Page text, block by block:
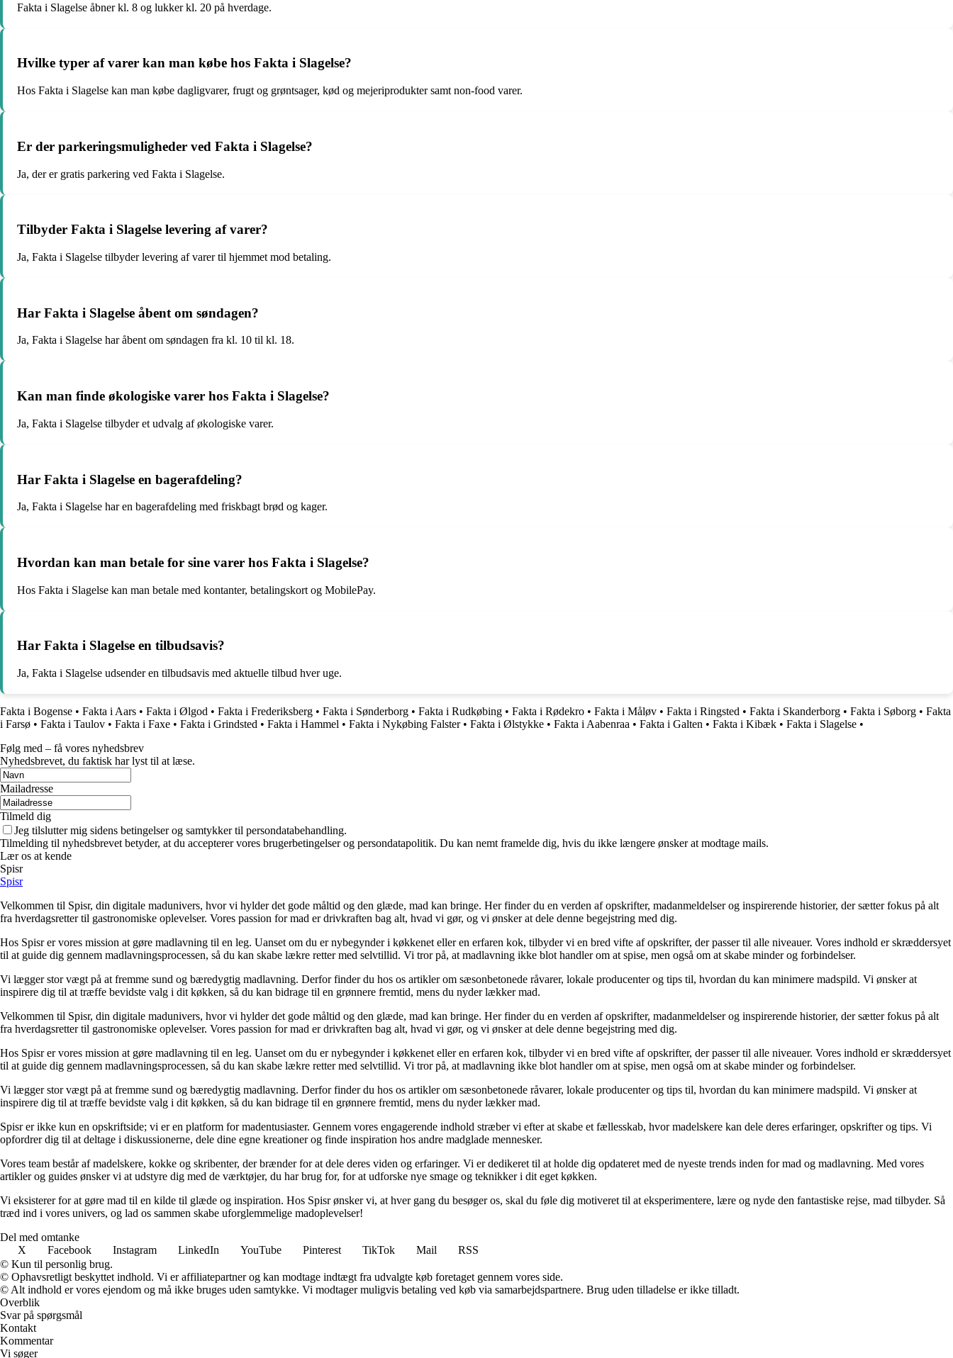
Fakta i Slagelse åbner kl. 8 og lukker kl. 20 på hverdage.
Hvilke typer af varer kan man købe hos Fakta i Slagelse?
Hos Fakta i Slagelse kan man købe dagligvarer, frugt og grøntsager, kød og mejeriprodukter samt non-food varer.
Er der parkeringsmuligheder ved Fakta i Slagelse?
Ja, der er gratis parkering ved Fakta i Slagelse.
Tilbyder Fakta i Slagelse levering af varer?
Ja, Fakta i Slagelse tilbyder levering af varer til hjemmet mod betaling.
Har Fakta i Slagelse åbent om søndagen?
Ja, Fakta i Slagelse har åbent om søndagen fra kl. 10 til kl. 18.
Kan man finde økologiske varer hos Fakta i Slagelse?
Ja, Fakta i Slagelse tilbyder et udvalg af økologiske varer.
Har Fakta i Slagelse en bagerafdeling?
Ja, Fakta i Slagelse har en bagerafdeling med friskbagt brød og kager.
Hvordan kan man betale for sine varer hos Fakta i Slagelse?
Hos Fakta i Slagelse kan man betale med kontanter, betalingskort og MobilePay.
Har Fakta i Slagelse en tilbudsavis?
Ja, Fakta i Slagelse udsender en tilbudsavis med aktuelle tilbud hver uge.
Fakta i Bogense • Fakta i Aars • Fakta i Ølgod • Fakta i Frederiksberg • Fakta i Sønderborg • Fakta i Rudkøbing • Fakta i Rødekro • Fakta i Måløv • Fakta i Ringsted • Fakta i Skanderborg • Fakta i Søborg • Fakta
i Farsø • Fakta i Taulov • Fakta i Faxe • Fakta i Grindsted • Fakta i Hammel • Fakta i Nykøbing Falster• Fakta i Ølstykke • Fakta i Aabenraa • Fakta i Galten • Fakta i Kibæk • Fakta i Slagelse •
Følg med – få vores nyhedsbrev
Nyhedsbrevet, du faktisk har lyst til at læse.
Mailadresse
Tilmeld dig
Jeg tilslutter mig sidens betingelser og samtykker til persondatabehandling.
Tilmelding til nyhedsbrevet betyder, at du accepterer vores brugerbetingelser og persondatapolitik. Du kan nemt framelde dig, hvis du ikke længere ønsker at modtage mails.
Lær os at kende
Spisr
Spisr
Velkommen til Spisr, din digitale madunivers, hvor vi hylder det gode måltid og den glæde, mad kan bringe. Her finder du en verden af opskrifter, madanmeldelser og inspirerende historier, der sætter fokus på alt
fra hverdagsretter til gastronomiske oplevelser. Vores passion for mad er drivkraften bag alt, hvad vi gør, og vi ønsker at dele denne begejstring med dig.
Hos Spisr er vores mission at gøre madlavning til en leg. Uanset om du er nybegynder i køkkenet eller en erfaren kok, tilbyder vi en bred vifte af opskrifter, der passer til alle niveauer. Vores indhold er skræddersyet
til at guide dig gennem madlavningsprocessen, så du kan skabe lækre retter med selvtillid. Vi tror på, at madlavning ikke blot handler om at spise, men også om at skabe minder og forbindelser.
Vi lægger stor vægt på at fremme sund og bæredygtig madlavning. Derfor finder du hos os artikler om sæsonbetonede råvarer, lokale producenter og tips til, hvordan du kan minimere madspild. Vi ønsker at
inspirere dig til at træffe bevidste valg i dit køkken, så du kan bidrage til en grønnere fremtid, mens du nyder lækker mad.
Velkommen til Spisr, din digitale madunivers, hvor vi hylder det gode måltid og den glæde, mad kan bringe. Her finder du en verden af opskrifter, madanmeldelser og inspirerende historier, der sætter fokus på alt
fra hverdagsretter til gastronomiske oplevelser. Vores passion for mad er drivkraften bag alt, hvad vi gør, og vi ønsker at dele denne begejstring med dig.
Hos Spisr er vores mission at gøre madlavning til en leg. Uanset om du er nybegynder i køkkenet eller en erfaren kok, tilbyder vi en bred vifte af opskrifter, der passer til alle niveauer. Vores indhold er skræddersyet
til at guide dig gennem madlavningsprocessen, så du kan skabe lækre retter med selvtillid. Vi tror på, at madlavning ikke blot handler om at spise, men også om at skabe minder og forbindelser.
Vi lægger stor vægt på at fremme sund og bæredygtig madlavning. Derfor finder du hos os artikler om sæsonbetonede råvarer, lokale producenter og tips til, hvordan du kan minimere madspild. Vi ønsker at
inspirere dig til at træffe bevidste valg i dit køkken, så du kan bidrage til en grønnere fremtid, mens du nyder lækker mad.
Spisr er ikke kun en opskriftside; vi er en platform for madentusiaster. Gennem vores engagerende indhold stræber vi efter at skabe et fællesskab, hvor madelskere kan dele deres erfaringer, opskrifter og tips. Vi
opfordrer dig til at deltage i diskussionerne, dele dine egne kreationer og finde inspiration hos andre madglade mennesker.
Vores team består af madelskere, kokke og skribenter, der brænder for at dele deres viden og erfaringer. Vi er dedikeret til at holde dig opdateret med de nyeste trends inden for mad og madlavning. Med vores
artikler og guides ønsker vi at udstyre dig med de værktøjer, du har brug for, for at udforske nye smage og teknikker i dit eget køkken.
Vi eksisterer for at gøre mad til en kilde til glæde og inspiration. Hos Spisr ønsker vi, at hver gang du besøger os, skal du føle dig motiveret til at eksperimentere, lære og nyde den fantastiske rejse, mad tilbyder. Så
træd ind i vores univers, og lad os sammen skabe uforglemmelige madoplevelser!
Del med omtanke
X
Facebook Instagram LinkedIn YouTube Pinterest TikTok Mail
RSS
© Kun til personlig brug.
© Ophavsretligt beskyttet indhold. Vi er affiliatepartner og kan modtage indtægt fra udvalgte køb foretaget gennem vores side.
© Alt indhold er vores ejendom og må ikke bruges uden samtykke. Vi modtager muligvis betaling ved køb via samarbejdspartnere. Brug uden tilladelse er ikke tilladt.
Overblik
Svar på spørgsmål
Kontakt
Kommentar
Vi søger